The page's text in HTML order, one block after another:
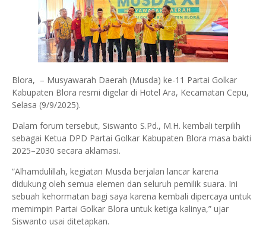
Blora, – Musyawarah Daerah (Musda) ke-11 Partai Golkar
Kabupaten Blora resmi digelar di Hotel Ara, Kecamatan Cepu,
Selasa (9/9/2025).
Dalam forum tersebut, Siswanto S.Pd., M.H. kembali terpilih
sebagai Ketua DPD Partai Golkar Kabupaten Blora masa bakti
2025–2030 secara aklamasi.
“Alhamdulillah, kegiatan Musda berjalan lancar karena
didukung oleh semua elemen dan seluruh pemilik suara. Ini
sebuah kehormatan bagi saya karena kembali dipercaya untuk
memimpin Partai Golkar Blora untuk ketiga kalinya,” ujar
Siswanto usai ditetapkan.